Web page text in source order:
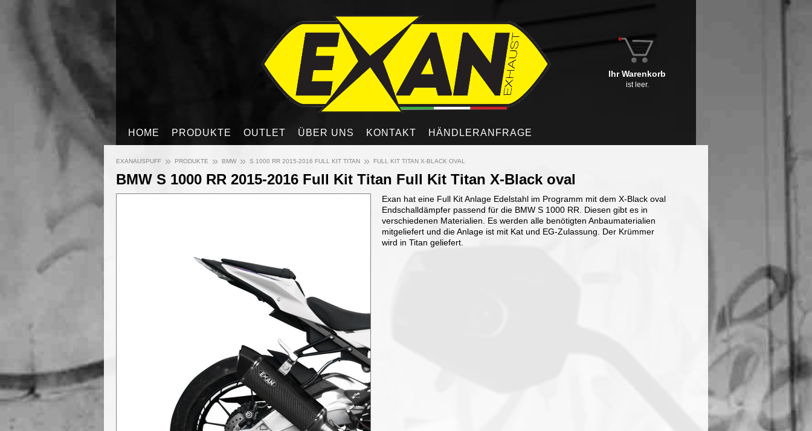
HOME PRODUKTE OUTLET ÜBER UNS KONTAKT HÄNDLERANFRAGE
Ihr Warenkorb
ist leer.
EXANAUSPUFF » PRODUKTE » BMW » S 1000 RR 2015-2016 FULL KIT TITAN » FULL KIT TITAN X-BLACK OVAL
BMW S 1000 RR 2015-2016 Full Kit Titan Full Kit Titan X-Black oval
Exan hat eine Full Kit Anlage Edelstahl im Programm mit dem X-Black oval
Endschalldämpfer passend für die BMW S 1000 RR. Diesen gibt es in
verschiedenen Materialien. Es werden alle benötigten Anbaumaterialien
mitgeliefert und die Anlage ist mit Kat und EG-Zulassung. Der Krümmer
wird in Titan geliefert.